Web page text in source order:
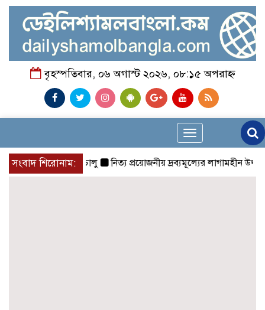
বৃহস্পতিবার, ০৬ অগাস্ট ২০২৬, ০৮:১৫ অপরাহ্ন
Toggle
navigation
সংবাদ শিরোনাম:
‘হেলথ এক্সপ্রেস’ চালু নিত্য প্রয়োজনীয় দ্রব্যমূল্যের লাগামহীন